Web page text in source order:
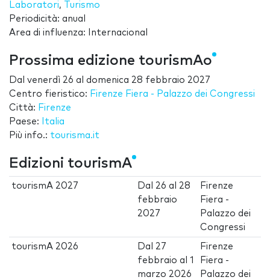
Laboratori,
Turismo
Periodicità: anual
Area di influenza: Internacional
Prossima edizione tourismAo
Dal venerdì 26 al domenica 28 febbraio 2027
Centro fieristico: Firenze Fiera - Palazzo dei Congressi
Città: Firenze
Paese:
Italia
Più info.: tourisma.it
Edizioni tourismA
tourismA 2027 Dal 26 al 28
febbraio
2027
Firenze
Fiera -
Palazzo dei
Congressi
tourismA 2026 Dal 27
febbraio al1
marzo 2026
Firenze
Fiera -
Palazzo dei